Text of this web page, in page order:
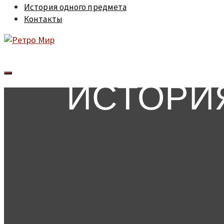
История одного предмета
Контакты